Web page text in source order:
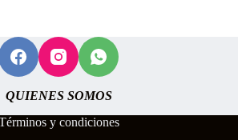
QUIENES SOMOS
y condiciones